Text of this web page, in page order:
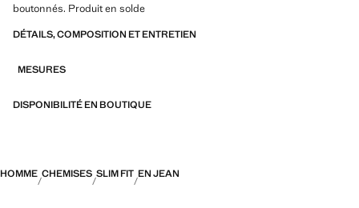
boutonnés. Produit en solde
DÉTAILS, COMPOSITION ET ENTRETIEN
MESURES
DISPONIBILITÉ EN BOUTIQUE
HOMME CHEMISES SLIM FIT EN JEAN